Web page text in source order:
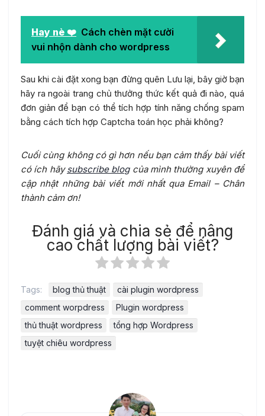
Hay nè ❤️ Cách chèn mặt cười
vui nhộn dành cho wordpress
Sau khi cài đặt xong bạn đừng quên Lưu lại, bây giờ bạn
hãy ra ngoài trang chủ thưởng thức kết quả đi nào, quá
đơn giản để bạn có thể tích hợp tính năng chống spam
bằng cách tích hợp Captcha toán học phải không?
Cuối cùng không có gì hơn nếu bạn cảm thấy bài viết
có ích hãysubscribe blogcủa mình thường xuyên để
cập nhật những bài viết mới nhất qua Email – Chân
thành cảm ơn!
Đánh giá và chia sẻ để nâng
cao chất lượng bài viết?
Tags: blog thủ thuật
cài plugin wordpress
comment worpdress
Plugin wordpress
thủ thuật wordpress
tổng hợp Wordpress
tuyệt chiêu wordpress